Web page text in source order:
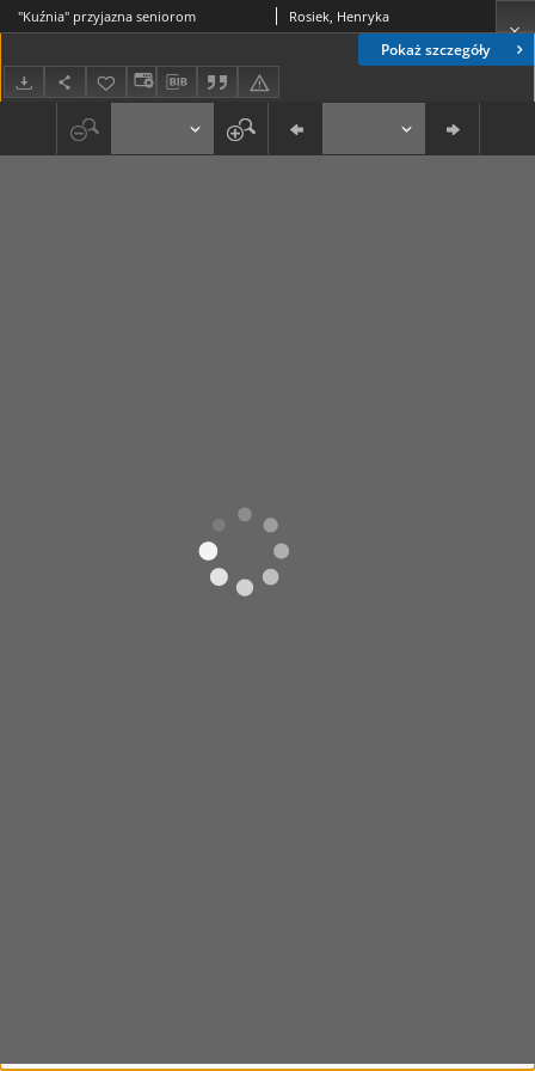
Pokaż szczegóły
"Kuźnia" przyjazna seniorom Rosiek, Henryka